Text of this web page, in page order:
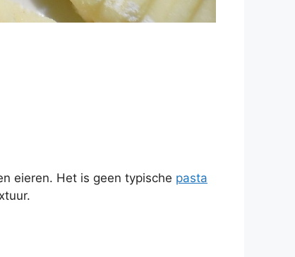
eieren. Het is geen typische pasta